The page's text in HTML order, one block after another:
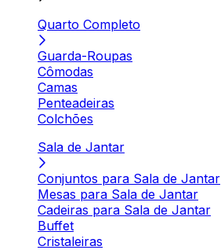
Quarto Completo
Guarda-Roupas
Cômodas
Camas
Penteadeiras
Colchões
Sala de Jantar
Conjuntos para Sala de Jantar
Mesas para Sala de Jantar
Cadeiras para Sala de Jantar
Buffet
Cristaleiras